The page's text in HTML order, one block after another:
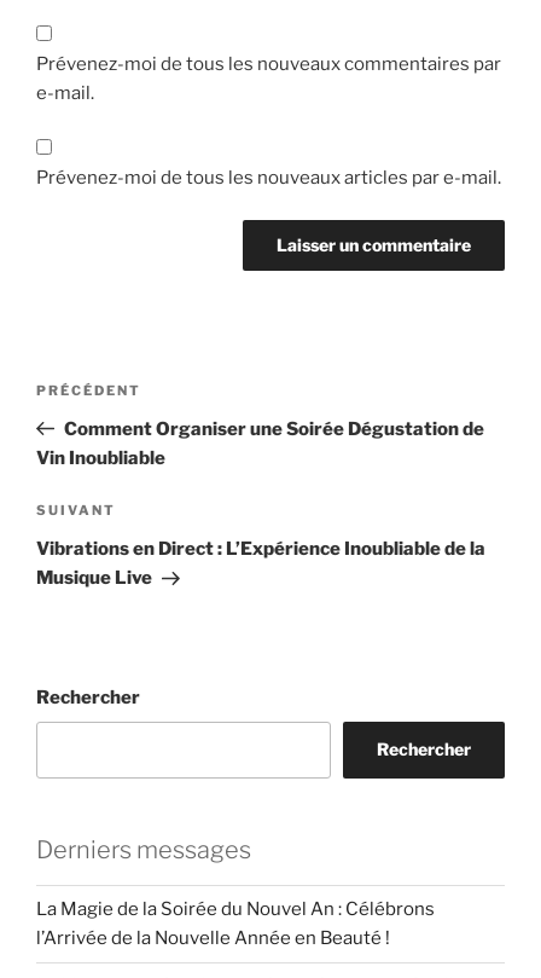
Prévenez-moi de tous les nouveaux commentaires par
e-mail.
Prévenez-moi de tous les nouveaux articles par e-mail.
Navigation
l’article
Article
précédent
PRÉCÉDENT
Comment Organiser une Soirée Dégustation de
Vin Inoubliable
Article
suivant
SUIVANT
Vibrations en Direct : L’Expérience Inoubliable de la
Musique Live
Rechercher
Rechercher
Derniers messages
La Magie de la Soirée du Nouvel An : Célébrons
l’Arrivée de la Nouvelle Année en Beauté !